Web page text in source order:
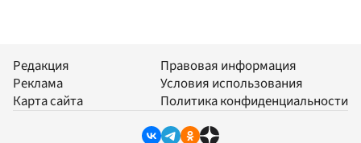
Редакция
Реклама
Карта сайта
Правовая информация
Условия использования
Политика конфиденциальности